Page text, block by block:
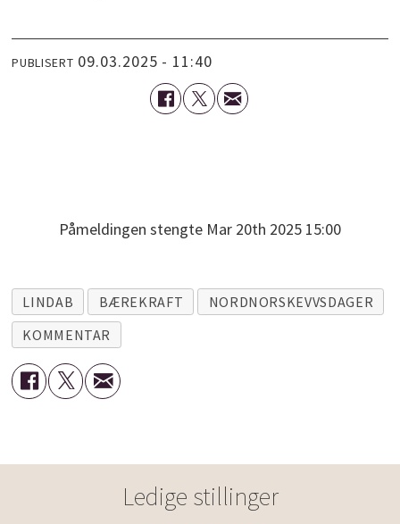
PUBLISERT 09.03.2025 - 11:40
Påmeldingen stengte Mar 20th 2025 15:00
LINDAB BÆREKRAFT
NORDNORSKEVVSDAGER
KOMMENTAR
Ledige stillinger